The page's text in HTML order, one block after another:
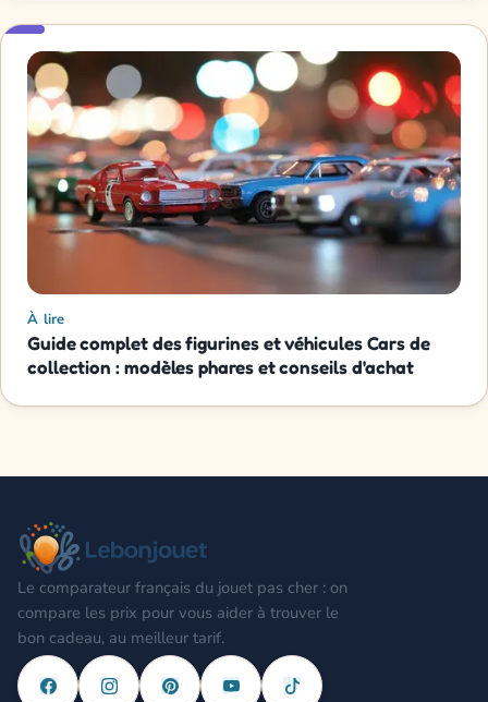
À lire
Guide complet des figurines et véhicules Cars de
collection : modèles phares et conseils d'achat
Le comparateur français du jouet pas cher : on
compare les prix pour vous aider à trouver le
bon cadeau, au meilleur tarif.